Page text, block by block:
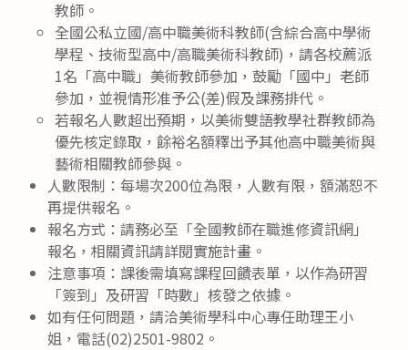
教師。
全國公私立國/高中職美術科教師(含綜合高中學術
學程、技術型高中/高職美術科教師)，請各校薦派
1名「高中職」美術教師參加，鼓勵「國中」老師
參加，並視情形准予公(差)假及課務排代。
若報名人數超出預期，以美術雙語教學社群教師為
優先核定錄取，餘裕名額釋出予其他高中職美術與
藝術相關教師參與。
人數限制：每場次200位為限，人數有限，額滿恕不
再提供報名。
報名方式：請務必至「全國教師在職進修資訊網」
報名，相關資訊請詳閱實施計畫。
注意事項：課後需填寫課程回饋表單，以作為研習
「簽到」及研習「時數」核發之依據。
如有任何問題，請洽美術學科中心專任助理王小
姐，電話(02)2501-9802。